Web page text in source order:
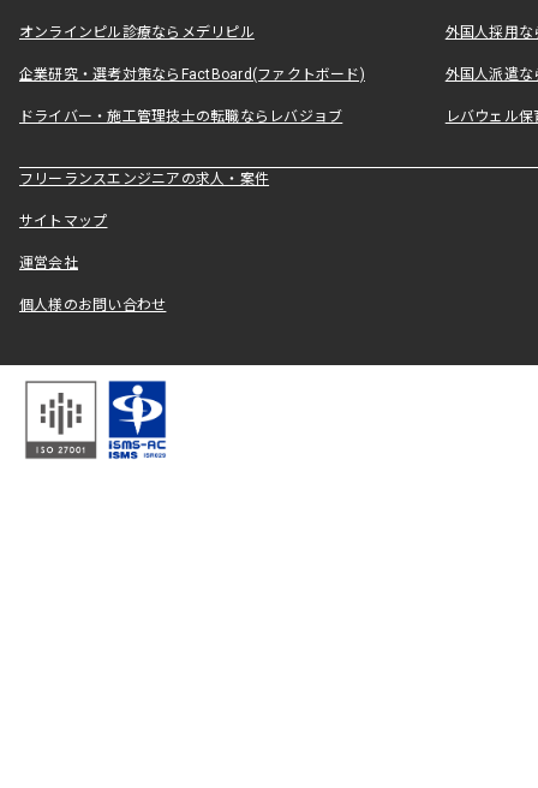
オンラインピル診療ならメデリピル 外国人採用
企業研究・選考対策ならFactBoard(ファクトボード) 外国人派遣な
ドライバー・施工管理技士の転職ならレバジョブ レバウェル
フリーランスエンジニアの求人・案件
サイトマップ
運営会社
個人様のお問い合わせ